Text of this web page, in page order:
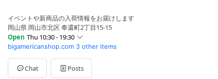
イベントや新商品の入荷情報をお届けします
岡山県 岡山市北区 奉還町2丁目15-15
Open Thu 10:30 - 19:30
Sun10:30 - 19:30
Mon10:30 - 19:30
Tue10:30 - 19:30
Wed10:30 - 19:30
bigamericanshop.com 3 other items
Chat Posts